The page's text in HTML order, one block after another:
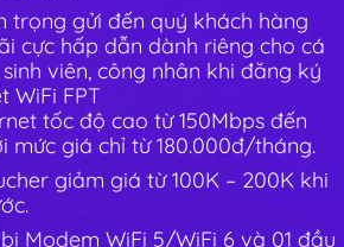
trọng gửi đến quý khách hàng
cực hấp dẫn dành riêng cho cá
viên, công nhân khi đăng ký
WiFi FPT
tốc độ cao từ 150Mbps đến
mức giá chỉ từ 180.000đ/tháng.
giảm giá từ 100K – 200K khi
Modem WiFi 5/WiFi 6 và 01 đầu